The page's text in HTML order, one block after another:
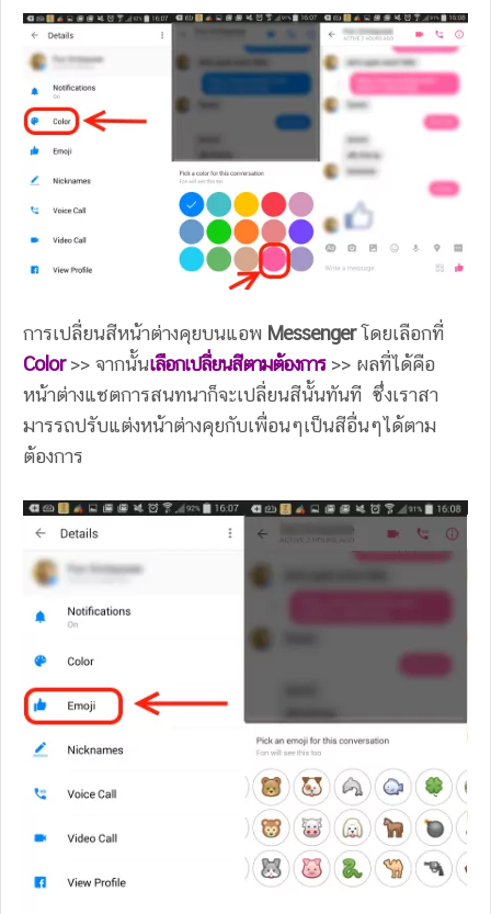
การเปลี่ยนสีหน้าต่างคุยบนแอพ Messengerโดยเลือกที่
Color>> จากนั้นเลือกเปลี่ยนสีตามต้องการ >> ผลที่ได้คือ
หน้าต่างแชตการสนทนาก็จะเปลี่ยนสีนั้นทันที ซึ่งเราสา
มารรถปรับแต่งหน้าต่างคุยกับเพื่อนๆเป็นสีอื่นๆได้ตาม
ต้องการ